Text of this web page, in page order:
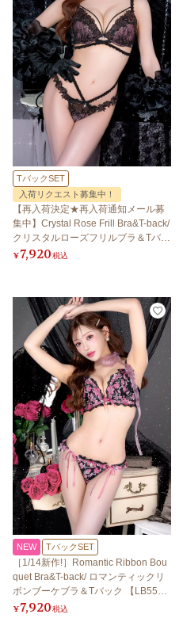
TバックSET
入荷リクエスト募集中！
【再入荷決定★再入荷通知メール募
集中】Crystal Rose Frill Bra&T-back/
クリスタルローズフリルブラ＆Tバッ
ク 【LB5500】
¥7,920税込
NEW TバックSET
［1/14新作!］Romantic Ribbon Bou
quet Bra&T-back/ ロマンティックリ
ボンブーケブラ＆Tバック 【LB550
0】
¥7,920税込